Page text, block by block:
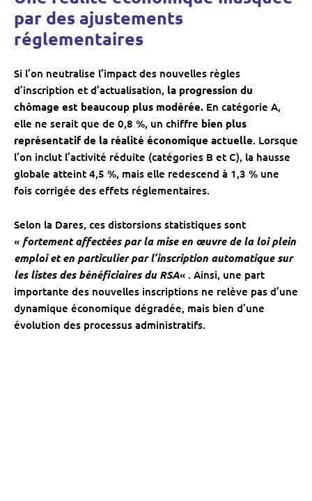
par des ajustements
réglementaires
Si l’on neutralise l’impact des nouvelles règles
d’inscription et d’actualisation, la progression du
chômage est beaucoup plus modérée. En catégorie A,
elle ne serait que de 0,8 %, un chiffre bien plus
représentatif de la réalité économique actuelle. Lorsque
l’on inclut l’activité réduite (catégories B et C), la hausse
globale atteint 4,5 %, mais elle redescend à 1,3 % une
fois corrigée des effets réglementaires.
Selon la Dares, ces distorsions statistiques sont
« fortement affectées par la mise en œuvre de la loi plein
emploi et en particulier par l’inscription automatique sur
les listes des bénéficiaires du RSA« . Ainsi, une part
importante des nouvelles inscriptions ne relève pas d’une
dynamique économique dégradée, mais bien d’une
évolution des processus administratifs.